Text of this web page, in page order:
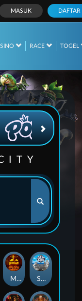
MASUK DAFTAR
RACE TOGEL
Seamen
Mental